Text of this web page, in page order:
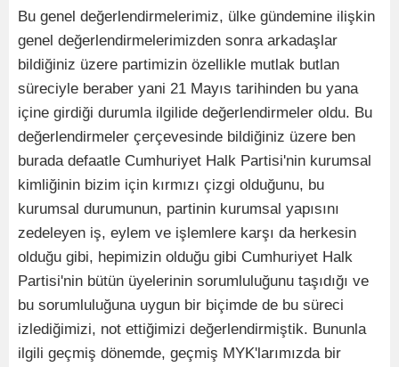
Bu genel değerlendirmelerimiz, ülke gündemine ilişkin
genel değerlendirmelerimizden sonra arkadaşlar
bildiğiniz üzere partimizin özellikle mutlak butlan
süreciyle beraber yani 21 Mayıs tarihinden bu yana
içine girdiği durumla ilgilide değerlendirmeler oldu. Bu
değerlendirmeler çerçevesinde bildiğiniz üzere ben
burada defaatle Cumhuriyet Halk Partisi'nin kurumsal
kimliğinin bizim için kırmızı çizgi olduğunu, bu
kurumsal durumunun, partinin kurumsal yapısını
zedeleyen iş, eylem ve işlemlere karşı da herkesin
olduğu gibi, hepimizin olduğu gibi Cumhuriyet Halk
Partisi'nin bütün üyelerinin sorumluluğunu taşıdığı ve
bu sorumluluğuna uygun bir biçimde de bu süreci
izlediğimizi, not ettiğimizi değerlendirmiştik. Bununla
ilgili geçmiş dönemde, geçmiş MYK'larımızda bir